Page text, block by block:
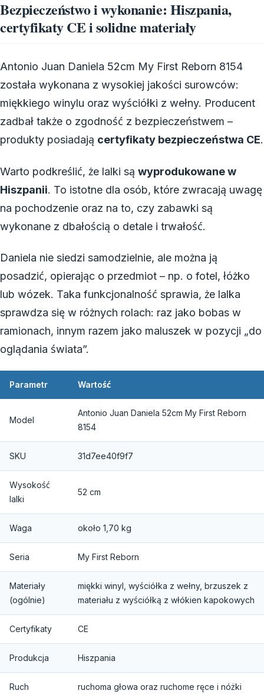
Bezpieczeństwo i wykonanie: Hiszpania,
certyfikaty CE i solidne materiały
Antonio Juan Daniela 52cm My First Reborn 8154
została wykonana z wysokiej jakości surowców:
miękkiego winylu oraz wyściółki z wełny. Producent
zadbał także o zgodność z bezpieczeństwem –
produkty posiadają certyfikaty bezpieczeństwa CE.
Warto podkreślić, że lalki są wyprodukowane w
Hiszpanii. To istotne dla osób, które zwracają uwagę
na pochodzenie oraz na to, czy zabawki są
wykonane z dbałością o detale i trwałość.
Daniela nie siedzi samodzielnie, ale można ją
posadzić, opierając o przedmiot – np. o fotel, łóżko
lub wózek. Taka funkcjonalność sprawia, że lalka
sprawdza się w różnych rolach: raz jako bobas w
ramionach, innym razem jako maluszek w pozycji „do
oglądania świata”.
Parametr Wartość
Model
Antonio Juan Daniela 52cm My First Reborn
8154
SKU 31d7ee40f9f7
Wysokość
lalki
52 cm
Waga około 1,70 kg
Seria My First Reborn
Materiały
(ogólnie)
miękki winyl, wyściółka z wełny, brzuszek z
materiału z wyściółką z włókien kapokowych
Certyfikaty CE
Produkcja Hiszpania
Ruch ruchoma głowa oraz ruchome ręce i nóżki